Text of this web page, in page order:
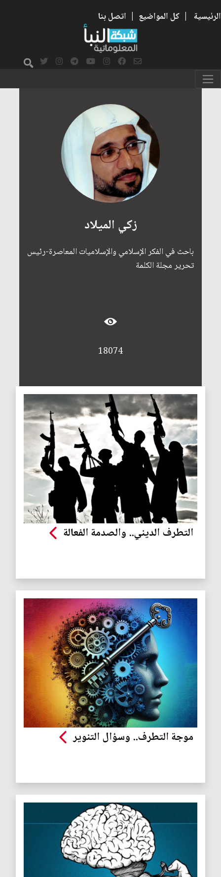
الرئيسية | كل المواضيع | اتصل بنا
زكي الميلاد
باحث في الفكر الإسلامي والإسلاميات المعاصرة-رئيس
تحرير مجلة الكلمة
18074
التطرف الديني.. والصدمة الفعالة
موجة التطرف.. وسؤال التنوير